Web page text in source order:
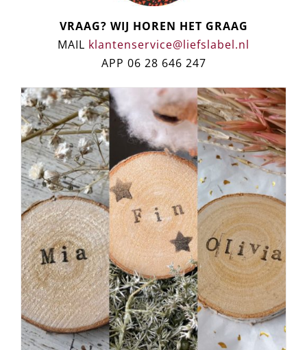
VRAAG? WIJ HOREN HET GRAAG
MAIL klantenservice@liefslabel.nl
APP 06 28 646 247